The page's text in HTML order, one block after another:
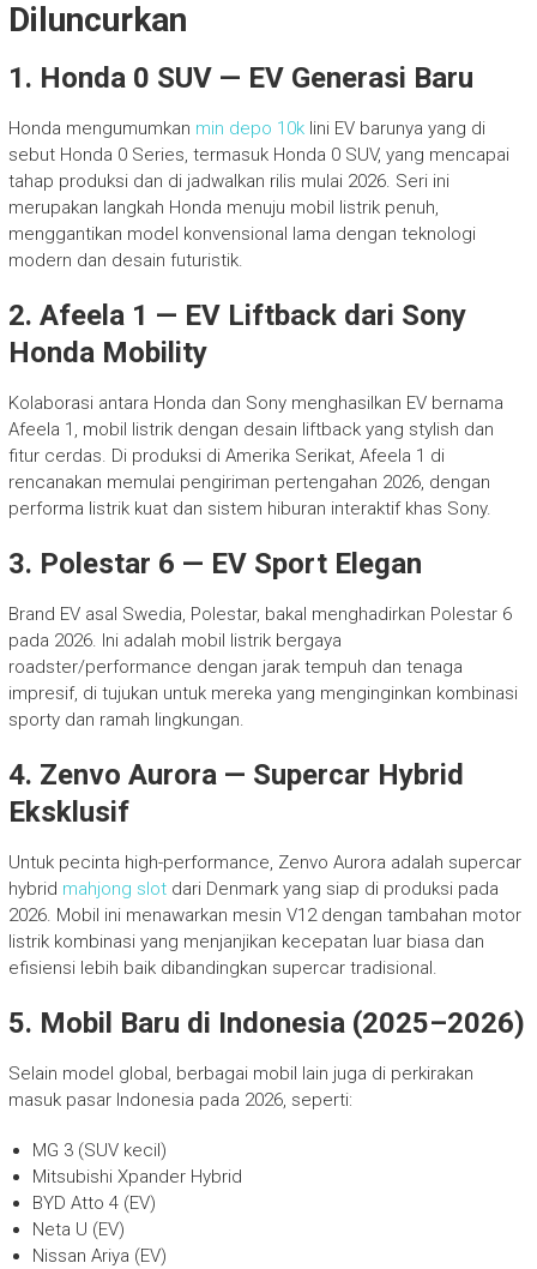
Diluncurkan
1. Honda 0 SUV — EV Generasi Baru
Honda mengumumkan min depo 10klini EV barunya yang di
sebut Honda 0 Series, termasuk Honda 0 SUV, yang mencapai
tahap produksi dan di jadwalkan rilis mulai 2026. Seri ini
merupakan langkah Honda menuju mobil listrik penuh,
menggantikan model konvensional lama dengan teknologi
modern dan desain futuristik.
2. Afeela 1 — EV Liftback dari Sony
Honda Mobility
Kolaborasi antara Honda dan Sony menghasilkan EV bernama
Afeela 1, mobil listrik dengan desain liftback yang stylish dan
fitur cerdas. Di produksi di Amerika Serikat, Afeela 1 di
rencanakan memulai pengiriman pertengahan 2026, dengan
performa listrik kuat dan sistem hiburan interaktif khas Sony.
3. Polestar 6 — EV Sport Elegan
Brand EV asal Swedia, Polestar, bakal menghadirkan Polestar 6
pada 2026. Ini adalah mobil listrik bergaya
roadster/performance dengan jarak tempuh dan tenaga
impresif, di tujukan untuk mereka yang menginginkan kombinasi
sporty dan ramah lingkungan.
4. Zenvo Aurora — Supercar Hybrid
Eksklusif
Untuk pecinta high-performance, Zenvo Aurora adalah supercar
hybrid mahjong slotdari Denmark yang siap di produksi pada
2026. Mobil ini menawarkan mesin V12 dengan tambahan motor
listrik kombinasi yang menjanjikan kecepatan luar biasa dan
efisiensi lebih baik dibandingkan supercar tradisional.
5. Mobil Baru di Indonesia (2025–2026)
Selain model global, berbagai mobil lain juga di perkirakan
masuk pasar Indonesia pada 2026, seperti:
MG 3 (SUV kecil)
Mitsubishi Xpander Hybrid
BYD Atto 4 (EV)
Neta U (EV)
Nissan Ariya (EV)